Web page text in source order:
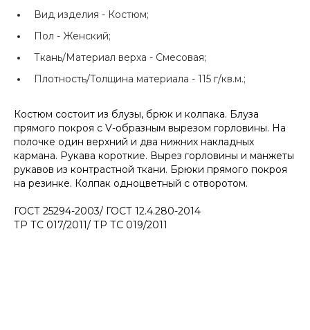
Вид изделия - Костюм;
Пол - Женский;
Ткань/Материал верха - Смесовая;
Плотность/Толщина материала - 115 г/кв.м.;
Костюм состоит из блузы, брюк и колпака. Блуза
прямого покроя с V-образным вырезом горловины. На
полочке один верхний и два нижних накладных
кармана. Рукава короткие. Вырез горловины и манжеты
рукавов из контрастной ткани. Брюки прямого покроя
на резинке. Колпак одноцветный с отворотом.
ГОСТ 25294-2003/ ГОСТ 12.4.280-2014
ТР ТС 017/2011/ ТР ТС 019/2011